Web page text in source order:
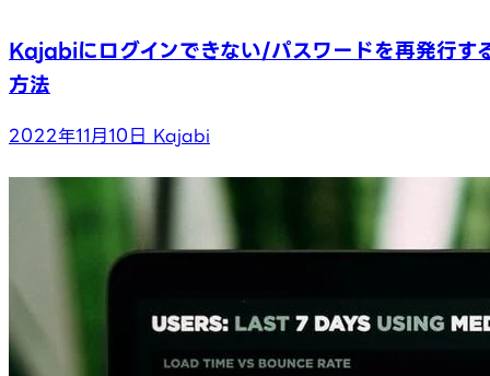
Kajabiにログインできない/パスワードを再発行す
方法
2022年11月10日 Kajabi